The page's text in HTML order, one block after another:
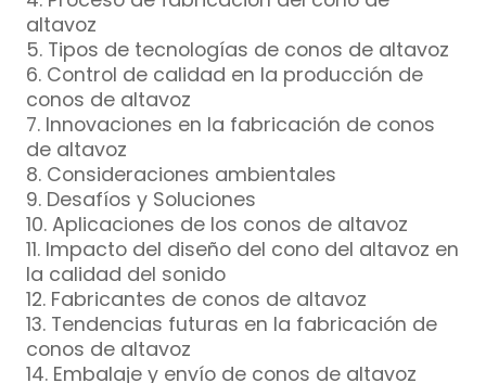
altavoz
5. Tipos de tecnologías de conos de altavoz
6. Control de calidad en la producción de
conos de altavoz
7. Innovaciones en la fabricación de conos
de altavoz
8. Consideraciones ambientales
9. Desafíos y Soluciones
10. Aplicaciones de los conos de altavoz
11. Impacto del diseño del cono del altavoz en
la calidad del sonido
12. Fabricantes de conos de altavoz
13. Tendencias futuras en la fabricación de
conos de altavoz
14. Embalaje y envío de conos de altavoz